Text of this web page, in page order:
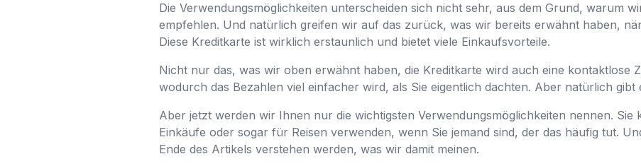
Die Verwendungsmöglichkeiten unterscheiden sich nicht sehr, aus dem Grund, warum
empfehlen. Und natürlich greifen wir auf das zurück, was wir bereits erwähnt haben,
Diese Kreditkarte ist wirklich erstaunlich und bietet viele Einkaufsvorteile.
Nicht nur das, was wir oben erwähnt haben, die Kreditkarte wird auch eine kontaktlose
wodurch das Bezahlen viel einfacher wird, als Sie eigentlich dachten. Aber natürlich gibt
Aber jetzt werden wir Ihnen nur die wichtigsten Verwendungsmöglichkeiten nennen.
Einkäufe oder sogar für Reisen verwenden, wenn Sie jemand sind, der das häufig tut.
Ende des Artikels verstehen werden, was wir damit meinen.